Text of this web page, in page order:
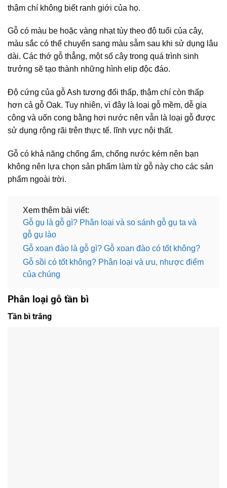
thậm chí không biết ranh giới của họ.
Gỗ có màu be hoặc vàng nhạt tùy theo độ tuổi của cây,
màu sắc có thể chuyển sang màu sẫm sau khi sử dụng lâu
dài. Các thớ gỗ thẳng, một số cây trong quá trình sinh
trưởng sẽ tạo thành những hình elip độc đáo.
Độ cứng của gỗ Ash tương đối thấp, thậm chí còn thấp
hơn cả gỗ Oak. Tuy nhiên, vì đây là loại gỗ mềm, dễ gia
công và uốn cong bằng hơi nước nên vẫn là loại gỗ được
sử dụng rộng rãi trên thực tế. lĩnh vực nội thất.
Gỗ có khả năng chống ẩm, chống nước kém nên bạn
không nên lựa chọn sản phẩm làm từ gỗ này cho các sản
phẩm ngoài trời.
Xem thêm bài viết:
Gỗ gụ là gỗ gì? Phân loại và so sánh gỗ gụ ta và
gỗ gụ lào
Gỗ xoan đào là gỗ gì? Gỗ xoan đào có tốt không?
Gỗ sồi có tốt không? Phân loại và ưu, nhược điểm
của chúng
Phân loại gỗ tần bì
Tần bì trắng